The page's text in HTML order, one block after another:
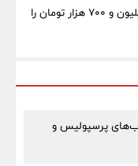
قیمت طلا امروز ۱۵ مرداد ۱۴۰۵؛ طلا ۱۸ میلیون و ۷۰۰ هزار تومان را
پرسپولیس و